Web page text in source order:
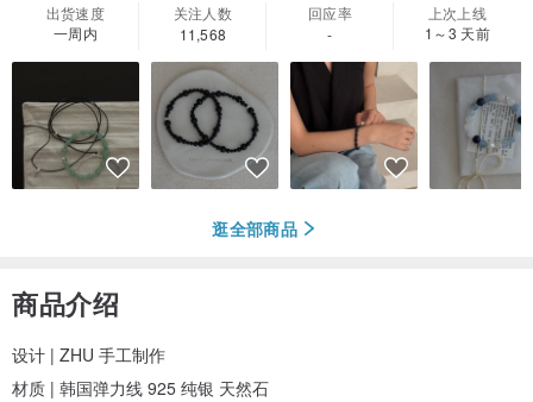
出货速度
一周内
关注人数
11,568
回应率
-
上次上线
1～3 天前
逛全部商品
商品介绍
设计 | ZHU 手工制作
材质 | 韩国弹力线 925 纯银 天然石